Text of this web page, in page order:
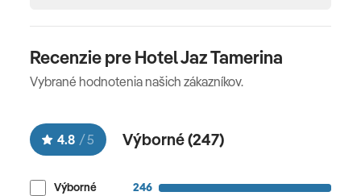
Recenzie pre Hotel Jaz Tamerina
Vybrané hodnotenia našich zákazníkov.
4.8 /5 Výborné (247)
Výborné
246